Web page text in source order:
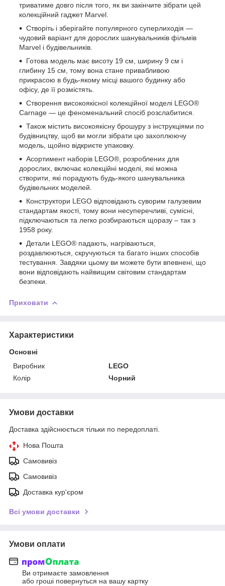
триватиме довго після того, як ви закінчите зібрати цей
колекційний гаджет Marvel.
Створіть і зберігайте популярного суперлиходія —
чудовий варіант для дорослих шанувальників фільмів
Marvel і будівельників.
Готова модель має висоту 19 см, ширину 9 см і
глибину 15 см, тому вона стане привабливою
прикрасою в будь-якому місці вашого будинку або
офісу, де її розмістять.
Створення високоякісної колекційної моделі LEGO®
Carnage — це феноменальний спосіб розслабитися.
Також містить високоякісну брошуру з інструкціями по
будівництву, щоб ви могли зібрати цю захоплюючу
модель, щойно відкриєте упаковку.
Асортимент наборів LEGO®, розроблених для
дорослих, включає колекційні моделі, які можна
створити, які порадують будь-якого шанувальника
будівельних моделей.
Конструктори LEGO відповідають суворим галузевим
стандартам якості, тому вони несуперечливі, сумісні,
підключаються та легко розбираються щоразу – так з
1958 року.
Детали LEGO® падають, нагріваються,
роздавлюються, скручуються та багато інших способів
тестування. Завдяки цьому ви можете бути впевнені, що
вони відповідають найвищим світовим стандартам
безпеки.
Приховати
Характеристики
Основні
Виробник
LEGO
Колір
Чорний
Умови доставки
Доставка здійснюється тільки по передоплаті.
Нова Пошта
Самовивіз
Самовивіз
Доставка кур'єром
Всі умови доставки
Умови оплати
Ви отримаєте замовлення
або гроші повернуться на вашу картку